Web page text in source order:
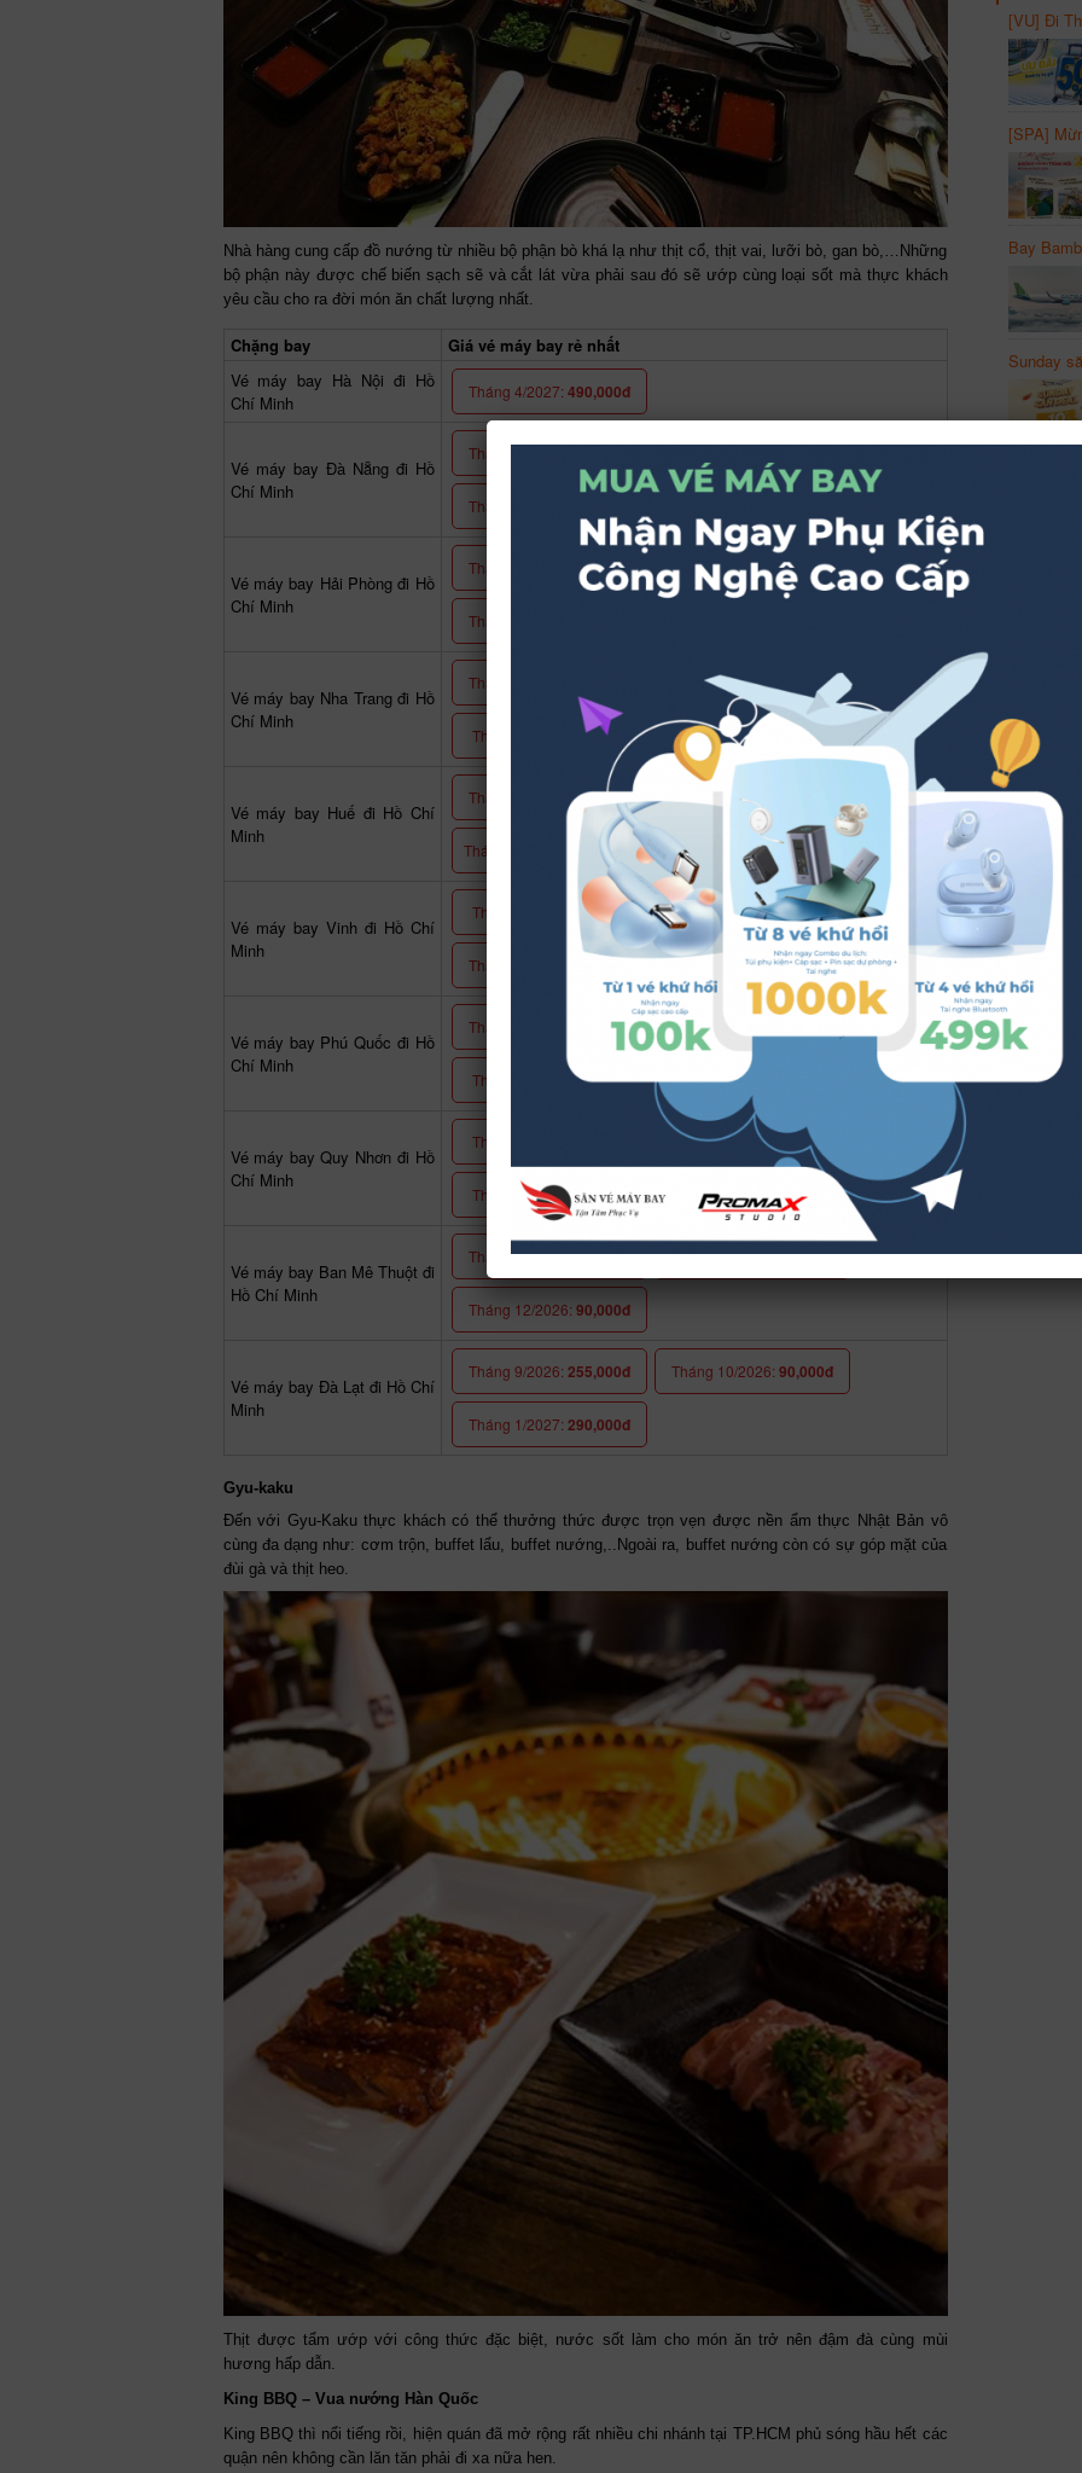
Nhà hàng cung cấp đồ nướng từ nhiều bộ phận bò khá lạ như thịt cổ, thịt vai, lưỡi bò, gan bò,…Những
bộ phận này được chế biến sạch sẽ và cắt lát vừa phải sau đó sẽ ướp cùng loại sốt mà thực khách
yêu cầu cho ra đời món ăn chất lượng nhất.
Chặng bay
Giá vé máy bay rẻ nhất
Vé máy bay Hà Nội đi Hồ
Chí Minh
Tháng 4/2027: 490,000đ
Vé máy bay Đà Nẵng đi Hồ
Chí Minh
Tháng 9/2026:
Tháng 2/2027:
Vé máy bay Hải Phòng đi Hồ
Chí Minh
Tháng 2/2027: 490,000đ Tháng 3/2027:490,000đ
Tháng 4/2027:
Vé máy bay Nha Trang đi Hồ
Chí Minh
Tháng 11/2026: Tháng 1/2027:90,000đ
Tháng 2/2027: 90,000đ
Vé máy bay Huế đi Hồ Chí
Minh
Tháng 9/2026: 490,000đ Tháng 11/2026:
Tháng 12/2026: 610,000đ
Vé máy bay Vinh đi Hồ Chí
Minh
Tháng 1/2027: 98,000đ Tháng 2/2027:299,000đ
Tháng 3/2027: 690,000đ
Vé máy bay Phú Quốc đi Hồ
Chí Minh
Tháng 11/2026: 38,000đ Tháng 12/2026:
Tháng 1/2027: 68,000đ
Vé máy bay Quy Nhơn đi Hồ
Chí Minh
Tháng 1/2027: Tháng 2/2027: 90,000đ
Tháng 3/2027:90,000đ
Vé máy bay Ban Mê Thuột đi
Hồ Chí Minh
Tháng 9/2026:279,000đ Tháng 10/2026:90,000đ
Tháng 12/2026: 90,000đ
Vé máy bay Đà Lạt đi Hồ Chí
Minh
Tháng 9/2026: 255,000đ Tháng 10/2026: 90,000đ
Tháng 1/2027: 290,000đ
Gyu-kaku
Đến với Gyu-Kaku thực khách có thể thưởng thức được trọn vẹn được nền ẩm thực Nhật Bản vô
cùng đa dạng như: cơm trộn, buffet lẩu, buffet nướng,..Ngoài ra, buffet nướng còn có sự góp mặt của
đùi gà và thịt heo.
Thịt được tẩm ướp với công thức đặc biệt, nước sốt làm cho món ăn trở nên đậm đà cùng mùi
hương hấp dẫn.
King BBQ – Vua nướng Hàn Quốc
King BBQ thì nổi tiếng rồi, hiện quán đã mở rộng rất nhiều chi nhánh tại TP.HCM phủ sóng hầu hết các
quận nên không cần lăn tăn phải đi xa nữa hen.
[VU] Đi
giảm 50%
[SPA]
20%
Bay
Sunday